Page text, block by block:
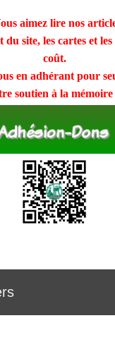
aimez lire nos
du site, les cartes et
coût.
en adhérant pour
soutien à la